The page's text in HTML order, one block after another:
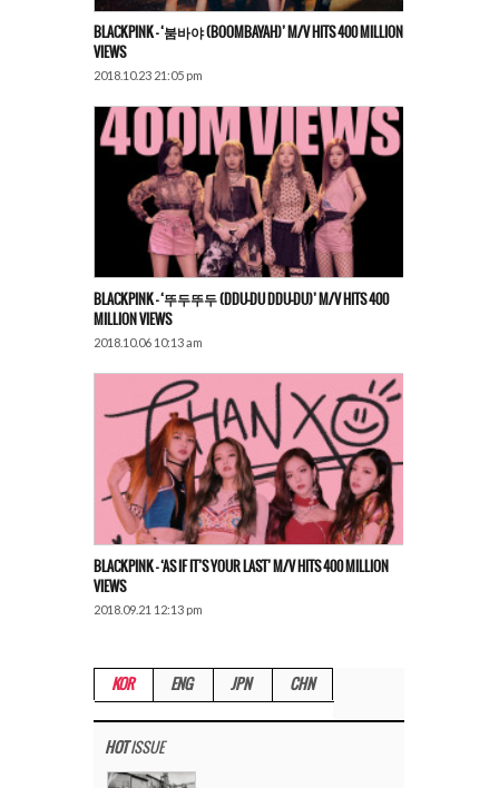
BLACKPINK – ‘붐바야 (BOOMBAYAH)’ M/V HITS 400 MILLION
VIEWS
2018.10.23 21:05 pm
BLACKPINK – ‘뚜두뚜두 (DDU-DU DDU-DU)’ M/V HITS 400
MILLION VIEWS
2018.10.06 10:13 am
BLACKPINK – ‘AS IF IT’S YOUR LAST’ M/V HITS 400 MILLION
VIEWS
2018.09.21 12:13 pm
KOR ENG JPN CHN
HOTISSUE